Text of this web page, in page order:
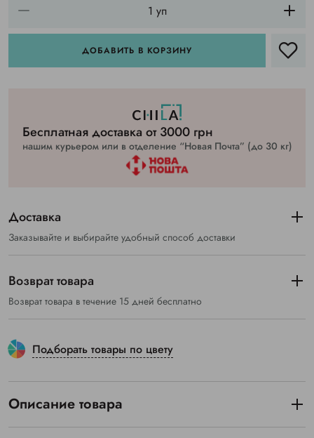
ДОБАВИТЬ В КОРЗИНУ
Бесплатная доставка от 3000 грн
нашим курьером или в отделение “Новая Почта” (до 30 кг)
Доставка
Заказывайте и выбирайте удобный способ доставки
Возврат товара
Возврат товара в течение 15 дней бесплатно
Подборать товары по цвету
Описание товара